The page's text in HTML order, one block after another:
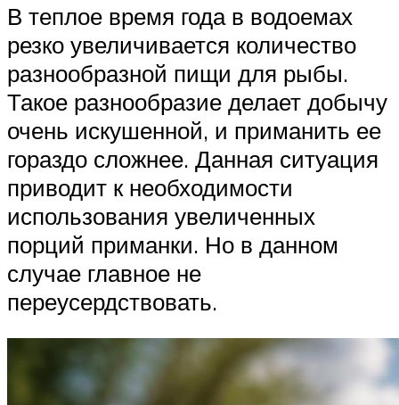
В теплое время года в водоемах
резко увеличивается количество
разнообразной пищи для рыбы.
Такое разнообразие делает добычу
очень искушенной, и приманить ее
гораздо сложнее. Данная ситуация
приводит к необходимости
использования увеличенных
порций приманки. Но в данном
случае главное не
переусердствовать.